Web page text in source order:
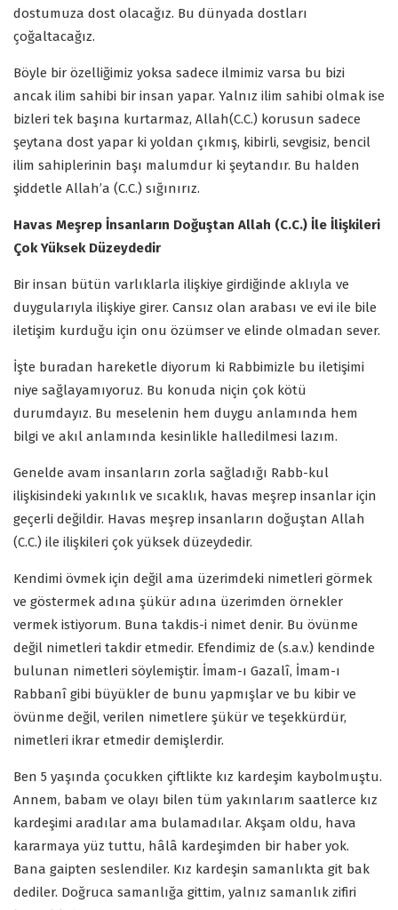
dostumuza dost olacağız. Bu dünyada dostları
çoğaltacağız.
Böyle bir özelliğimiz yoksa sadece ilmimiz varsa bu bizi
ancak ilim sahibi bir insan yapar. Yalnız ilim sahibi olmak ise
bizleri tek başına kurtarmaz, Allah(C.C.) korusun sadece
şeytana dost yapar ki yoldan çıkmış, kibirli, sevgisiz, bencil
ilim sahiplerinin başı malumdur ki şeytandır. Bu halden
şiddetle Allah’a (C.C.) sığınırız.
Havas Meşrep İnsanların Doğuştan Allah (C.C.) İle İlişkileri
Çok Yüksek Düzeydedir
Bir insan bütün varlıklarla ilişkiye girdiğinde aklıyla ve
duygularıyla ilişkiye girer. Cansız olan arabası ve evi ile bile
iletişim kurduğu için onu özümser ve elinde olmadan sever.
İşte buradan hareketle diyorum ki Rabbimizle bu iletişimi
niye sağlayamıyoruz. Bu konuda niçin çok kötü
durumdayız. Bu meselenin hem duygu anlamında hem
bilgi ve akıl anlamında kesinlikle halledilmesi lazım.
Genelde avam insanların zorla sağladığı Rabb-kul
ilişkisindeki yakınlık ve sıcaklık, havas meşrep insanlar için
geçerli değildir. Havas meşrep insanların doğuştan Allah
(C.C.) ile ilişkileri çok yüksek düzeydedir.
Kendimi övmek için değil ama üzerimdeki nimetleri görmek
ve göstermek adına şükür adına üzerimden örnekler
vermek istiyorum. Buna takdis-i nimet denir. Bu övünme
değil nimetleri takdir etmedir. Efendimiz de (s.a.v.) kendinde
bulunan nimetleri söylemiştir. İmam-ı Gazalî, İmam-ı
Rabbanî gibi büyükler de bunu yapmışlar ve bu kibir ve
övünme değil, verilen nimetlere şükür ve teşekkürdür,
nimetleri ikrar etmedir demişlerdir.
Ben 5 yaşında çocukken çiftlikte kız kardeşim kaybolmuştu.
Annem, babam ve olayı bilen tüm yakınlarım saatlerce kız
kardeşimi aradılar ama bulamadılar. Akşam oldu, hava
kararmaya yüz tuttu, hâlâ kardeşimden bir haber yok.
Bana gaipten seslendiler. Kız kardeşin samanlıkta git bak
dediler. Doğruca samanlığa gittim, yalnız samanlık zifiri